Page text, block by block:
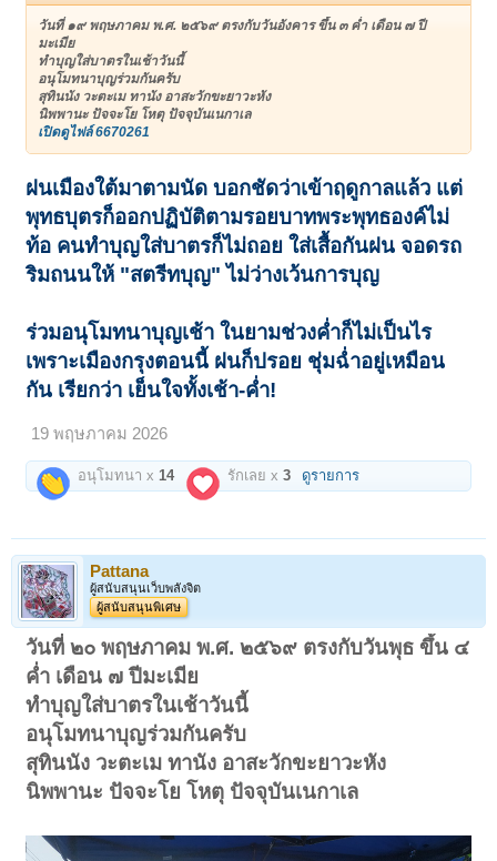
วันที่ ๑๙ พฤษภาคม พ.ศ. ๒๕๖๙ ตรงกับวันอังคาร ขึ้น ๓ ค่ำ เดือน ๗ ปี
มะเมีย
ทำบุญใส่บาตรในเช้าวันนี้
อนุโมทนาบุญร่วมกันครับ
สุทินนัง วะตะเม ทานัง อาสะวักขะยาวะหัง
นิพพานะ ปัจจะโย โหตุ ปัจจุบันเนกาเล
เปิดดูไฟล์ 6670261
ฝนเมืองใต้มาตามนัด บอกชัดว่าเข้าฤดูกาลแล้ว แต่
พุทธบุตรก็ออกปฏิบัติตามรอยบาทพระพุทธองค์ไม่
ท้อ คนทำบุญใส่บาตรก็ไม่ถอย ใส่เสื้อกันฝน จอดรถ
ริมถนนให้ "สตรีทบุญ" ไม่ว่างเว้นการบุญ
ร่วมอนุโมทนาบุญเช้า ในยามช่วงค่ำก็ไม่เป็นไร
เพราะเมืองกรุงตอนนี้ ฝนก็ปรอย ชุ่มฉ่ำอยู่เหมือน
กัน เรียกว่า เย็นใจทั้งเช้า-ค่ำ!
19 พฤษภาคม 2026
อนุโมทนา x14 รักเลย x3 ดูรายการ
Pattana
ผู้สนับสนุนเว็บพลังจิต
ผู้สนับสนุนพิเศษ
วันที่ ๒๐ พฤษภาคม พ.ศ. ๒๕๖๙ ตรงกับวันพุธ ขึ้น ๔
ค่ำ เดือน ๗ ปีมะเมีย
ทำบุญใส่บาตรในเช้าวันนี้
อนุโมทนาบุญร่วมกันครับ
สุทินนัง วะตะเม ทานัง อาสะวักขะยาวะหัง
นิพพานะ ปัจจะโย โหตุ ปัจจุบันเนกาเล